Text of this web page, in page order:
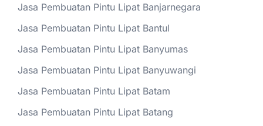
Jasa Pembuatan Pintu Lipat Banjarnegara
Jasa Pembuatan Pintu Lipat Bantul
Jasa Pembuatan Pintu Lipat Banyumas
Jasa Pembuatan Pintu Lipat Banyuwangi
Jasa Pembuatan Pintu Lipat Batam
Jasa Pembuatan Pintu Lipat Batang